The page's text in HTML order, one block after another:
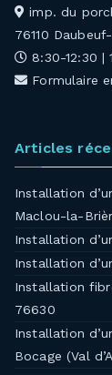
imp. du
76110
8:30-12:30 |
Formulaire
Articles
Installation
Maclou-la-
Installation
Installation
Installation
76630
Installation
Bocage (Val